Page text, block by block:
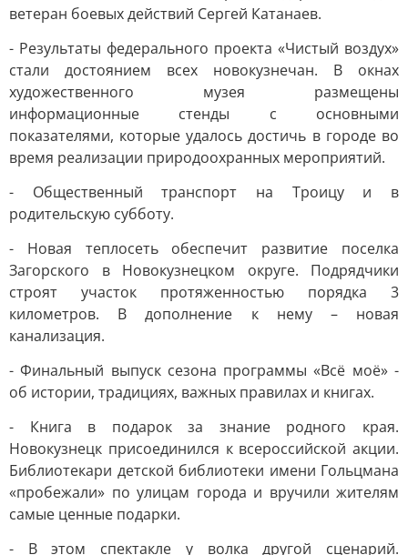
ветеран боевых действий Сергей Катанаев.
- Результаты федерального проекта «Чистый воздух»
стали достоянием всех новокузнечан. В окнах
художественного музея размещены
информационные стенды с основными
показателями, которые удалось достичь в городе во
время реализации природоохранных мероприятий.
- Общественный транспорт на Троицу и в
родительскую субботу.
- Новая теплосеть обеспечит развитие поселка
Загорского в Новокузнецком округе. Подрядчики
строят участок протяженностью порядка 3
километров. В дополнение к нему – новая
канализация.
- Финальный выпуск сезона программы «Всё моё» -
об истории, традициях, важных правилах и книгах.
- Книга в подарок за знание родного края.
Новокузнецк присоединился к всероссийской акции.
Библиотекари детской библиотеки имени Гольцмана
«пробежали» по улицам города и вручили жителям
самые ценные подарки.
- В этом спектакле у волка другой сценарий.